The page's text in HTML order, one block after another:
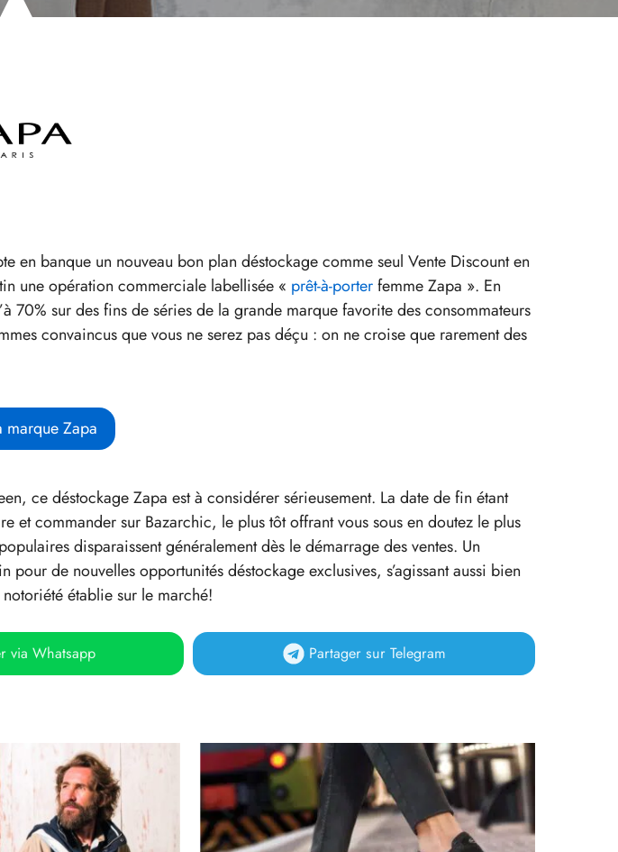
banque un nouveau bon plan déstockage comme seul Vente Discount en
une opération commerciale labellisée « prêt-à-porterfemme Zapa ». En
70% sur des fins de séries de la grande marque favorite des consommateurs
convaincus que vous ne serez pas déçu : on ne croise que rarement des
marque Zapa
ce déstockage Zapa est à considérer sérieusement. La date de fin étant
et commander sur Bazarchic, le plus tôt offrant vous sous en doutez le plus
disparaissent généralement dès le démarrage des ventes. Un
de nouvelles opportunités déstockage exclusives, s’agissant aussi bien
établie sur le marché!
via Whatsapp Partagersur Telegram